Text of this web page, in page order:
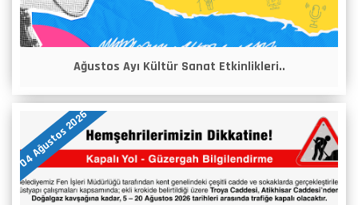
Ağustos Ayı Kültür Sanat Etkinlikleri..
04 Ağustos 2026